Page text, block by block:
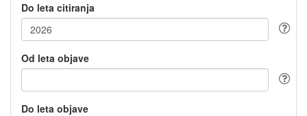
Do leta citiranja
Od leta objave
Do leta objave